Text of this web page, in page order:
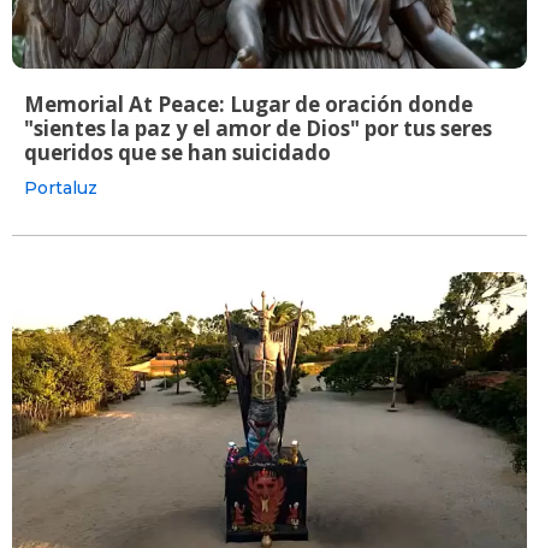
Memorial At Peace: Lugar de oración donde
"sientes la paz y el amor de Dios" por tus seres
queridos que se han suicidado
Portaluz